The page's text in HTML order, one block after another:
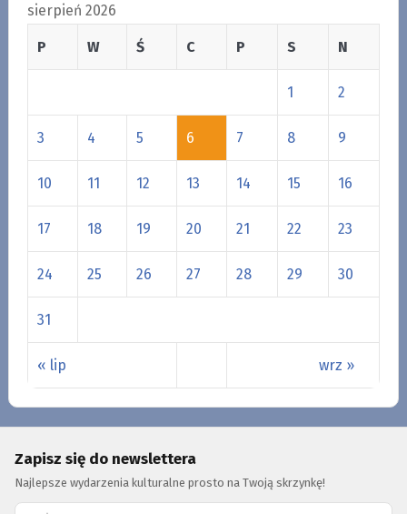
sierpień 2026
P W Ś C P S N
« lip wrz »
1 2
3 4 5 6 7 8 9
10 11 12 13 14 15 16
17 18 19 20 21 22 23
24 25 26 27 28 29 30
31
Zapisz się do newslettera
Najlepsze wydarzenia kulturalne prosto na Twoją skrzynkę!